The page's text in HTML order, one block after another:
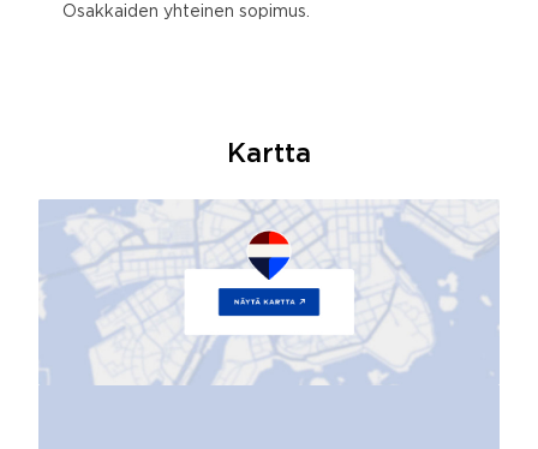
Osakkaiden yhteinen sopimus.
Kartta